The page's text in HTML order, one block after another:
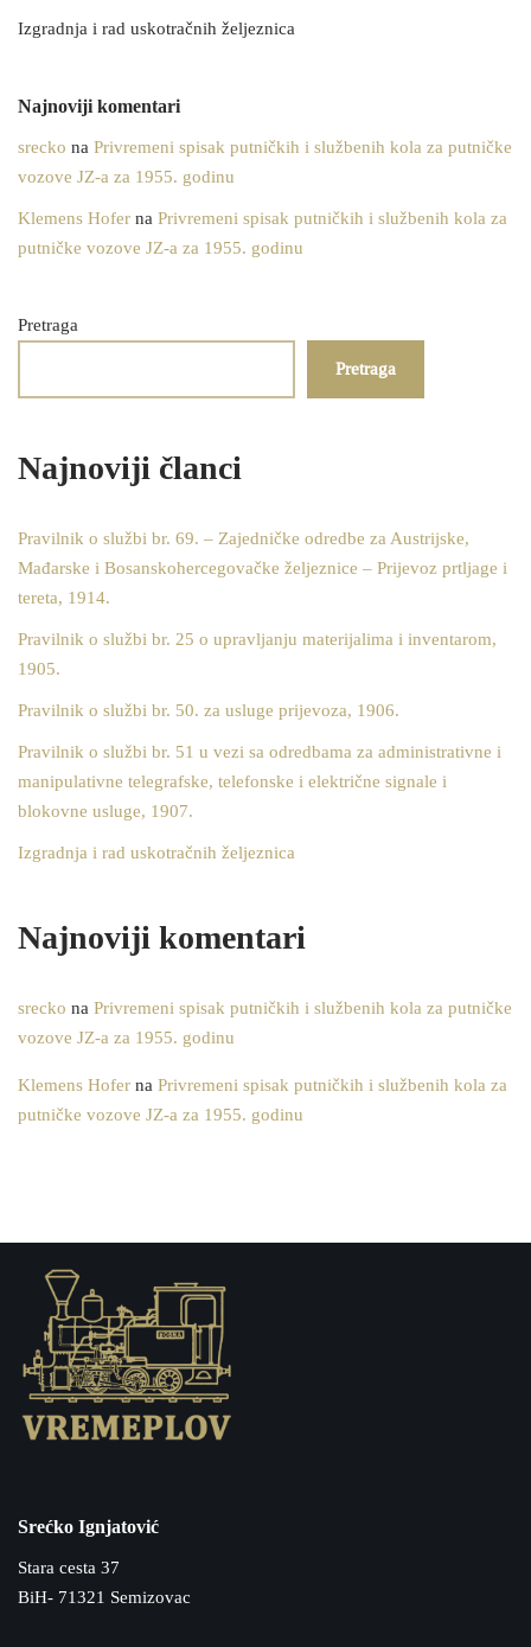
Izgradnja i rad uskotračnih željeznica
Najnoviji komentari
srecko na Privremeni spisak putničkih i službenih kola za putničke
vozove JZ-a za 1955. godinu
Klemens Hofer na Privremeni spisak putničkih i službenih kola za
putničke vozove JZ-a za 1955. godinu
Pretraga
Pretraga
Najnoviji članci
Pravilnik o službi br. 69. – Zajedničke odredbe za Austrijske,
Mađarske i Bosanskohercegovačke željeznice – Prijevoz prtljage i
tereta, 1914.
Pravilnik o službi br. 25 o upravljanju materijalima i inventarom,
1905.
Pravilnik o službi br. 50. za usluge prijevoza, 1906.
Pravilnik o službi br. 51 u vezi sa odredbama za administrativne i
manipulativne telegrafske, telefonske i električne signale i
blokovne usluge, 1907.
Izgradnja i rad uskotračnih željeznica
Najnoviji komentari
srecko na Privremeni spisak putničkih i službenih kola za putničke
vozove JZ-a za 1955. godinu
Klemens Hofer na Privremeni spisak putničkih i službenih kola za
putničke vozove JZ-a za 1955. godinu
Srećko Ignjatović
Stara cesta 37
BiH- 71321 Semizovac